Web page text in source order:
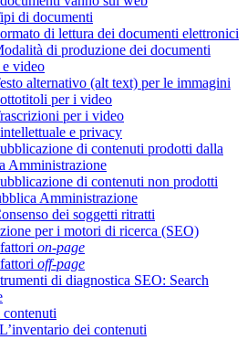
di documenti
di lettura dei documenti elettronici
di produzione dei documenti
video
alternativo (alt text) per le immagini
per i video
per i video
e privacy
di contenuti prodotti dalla
Amministrazione
di contenuti non prodotti
Amministrazione
dei soggetti ritratti
per i motori di ricerca (SEO)
on-page
off-page
di diagnostica SEO: Search
dei contenuti